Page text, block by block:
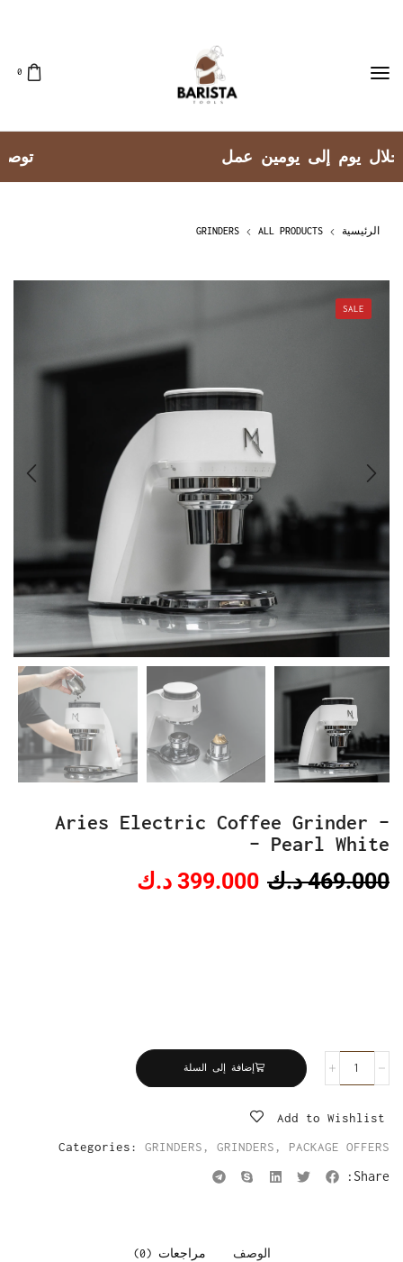
0
توصيل جميع مناطق الكويت
الرئيسية ALL PRODUCTS
GRINDERS
SALE
Aries Electric Coffee Grinder –
Pearl White –
469.000 د.ك 399.000 د.ك
إضافة إلى السلة
Add to Wishlist
Categories:
GRINDERS , GRINDERS , PACKAGE OFFERS
Share:
الوصف مراجعات (0)